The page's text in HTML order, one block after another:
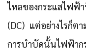
ไหลของกระแสไฟฟ้
(DC) แต่อย่างไรก็ต
การบำบัดนั้นไฟฟ้าก